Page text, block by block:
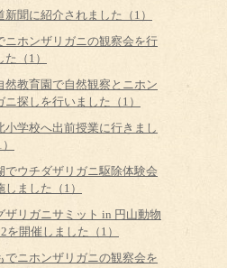
新聞に紹介されました（1）
ニホンザリガニの観察会を行
た（1）
然教育園で自然観察とニホン
ニ探しを行いました（1）
小学校へ出前授業に行きまし
でウチダザリガニ駆除体験会
しました（1）
ザリガニサミット in 円山動物
を開催しました（1）
でニホンザリガニの観察会を